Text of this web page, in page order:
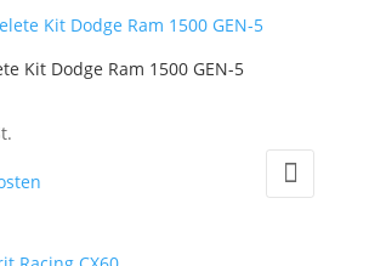
Kit Dodge Ram 1500 GEN-5